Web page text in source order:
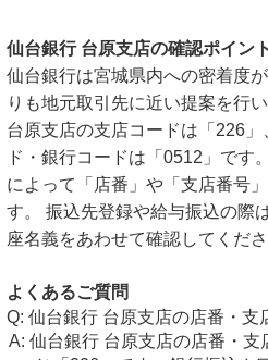
仙台銀行 台原支店の確認ポイント
仙台銀行は宮城県内への密着度
りも地元取引先に近い提案を行
台原支店の支店コードは「226
ド・銀行コードは「0512」です
によって「店番」や「支店番号
す。 振込先登録や給与振込の際
座名義をあわせて確認してくださ
よくあるご質問
仙台銀行 台原支店の店番・支
仙台銀行 台原支店の店番・支